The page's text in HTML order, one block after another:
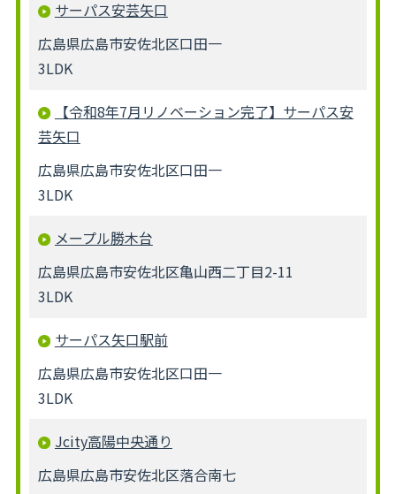
サーパス安芸矢口
広島県広島市安佐北区口田一
3LDK
【令和8年7月リノベーション完了】サーパス安
芸矢口
広島県広島市安佐北区口田一
3LDK
メープル勝木台
広島県広島市安佐北区亀山西二丁目2-11
3LDK
サーパス矢口駅前
広島県広島市安佐北区口田一
3LDK
Jcity高陽中央通り
広島県広島市安佐北区落合南七